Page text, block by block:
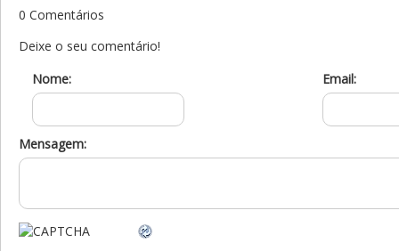
0 Comentários
Deixe o seu comentário!
Nome:
Email:
Mensagem: